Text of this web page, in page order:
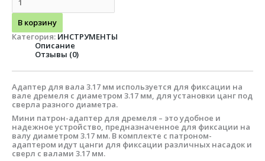
В корзину
Категория: ИНСТРУМЕНТЫ
Описание
Отзывы (0)
Адаптер для вала 3.17 мм используется для фиксации на
вале дремеля с диаметром 3.17 мм, для установки цанг под
сверла разного диаметра.
Мини патрон-адаптер для дремеля – это удобное и
надежное устройство, предназначенное для фиксации на
валу диаметром 3.17 мм. В комплекте с патроном-
адаптером идут цанги для фиксации различных насадок и
сверл с валами 3.17 мм.